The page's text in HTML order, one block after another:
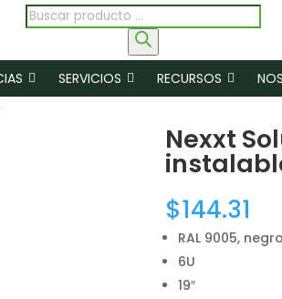
Búsqueda
productos
SERVICIOS RECURSOS
Nexxt
$144.31
RAL 9005,
6U
19″